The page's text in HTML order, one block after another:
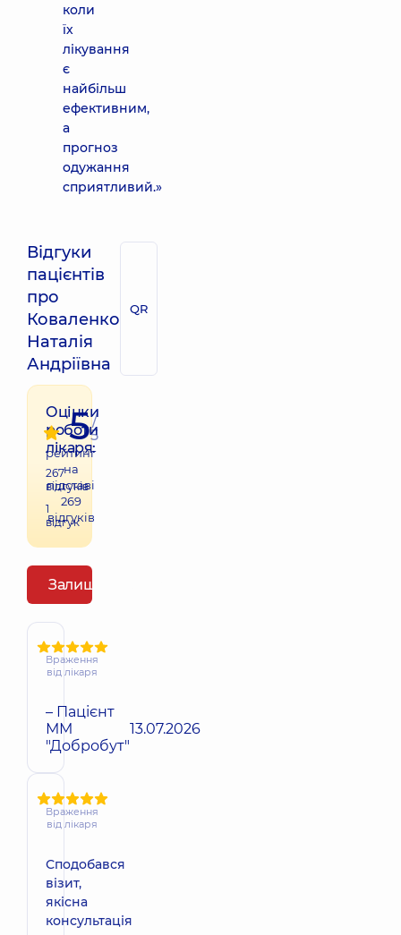
коли
їх
лікування
є
найбільш
ефективним,
а
прогноз
одужання
сприятливий.»
Відгуки
пацієнтів
про
Коваленко
Наталія
Андріївна
QR
Оцінки
роботи
лікаря:
267
відгуків
1
відгук
5/
5
рейтинг
на
підставі
269
відгуків
Залишити відгук
Враження
від лікаря
– Пацієнт
ММ
"Добробут"
13.07.2026
Враження
від лікаря
Сподобався
візит,
якісна
консультація